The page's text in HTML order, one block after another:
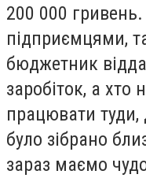
200 000
підприємцями,
бюджетник
заробіток, а хто
працювати
було зібрано
зараз маємо